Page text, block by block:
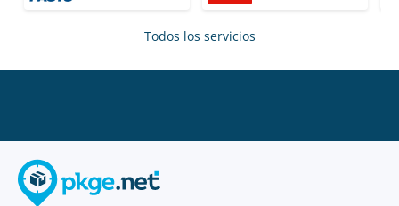
Todos los servicios